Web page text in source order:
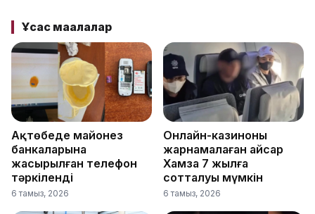
Ұқсас мақалалар
Ақтөбеде майонез
банкаларына
жасырылған телефон
тәркіленді
6 тамыз, 2026
Онлайн-казиноны
жарнамалаған Қайсар
Хамза 7 жылға
сотталуы мүмкін
6 тамыз, 2026